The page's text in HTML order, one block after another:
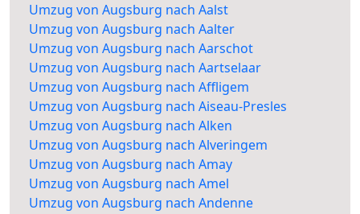
Umzug von Augsburg nach Aalst
Umzug von Augsburg nach Aalter
Umzug von Augsburg nach Aarschot
Umzug von Augsburg nach Aartselaar
Umzug von Augsburg nach Affligem
Umzug von Augsburg nach Aiseau-Presles
Umzug von Augsburg nach Alken
Umzug von Augsburg nach Alveringem
Umzug von Augsburg nach Amay
Umzug von Augsburg nach Amel
Umzug von Augsburg nach Andenne